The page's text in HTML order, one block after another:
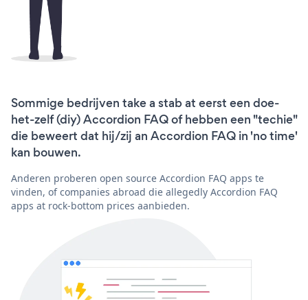
Sommige bedrijven take a stab at eerst een doe-
het-zelf (diy) Accordion FAQ of hebben een "techie"
die beweert dat hij/zij an Accordion FAQ in 'no time'
kan bouwen.
Anderen proberen open source Accordion FAQ apps te
vinden, of companies abroad die allegedly Accordion FAQ
apps at rock-bottom prices aanbieden.